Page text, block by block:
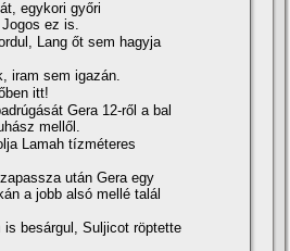
egykori győri
ez is.
Lang őt sem hagyja
iram sem igazán.
itt!
Gera 12-ről a bal
mellől.
Lamah tí­zméteres
után Gera egy
a jobb alsó mellé talál
is besárgul, Suljicot röptette